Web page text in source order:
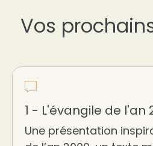
Vos
1 - L'évangile de l'an
Une présentation